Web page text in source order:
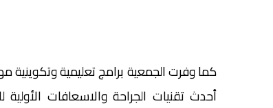
كما وفرت الجمعية برامج تعليمية
أحدث تقنيات الجراحة والاسعافات